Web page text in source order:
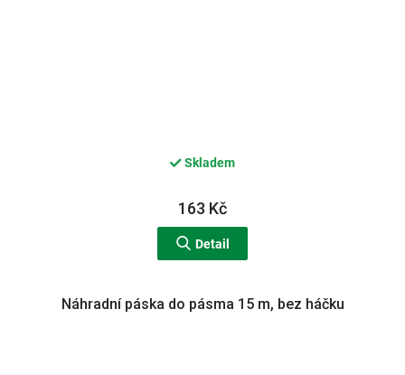
Skladem
163 Kč
Detail
Náhradní páska do pásma 15 m, bez háčku